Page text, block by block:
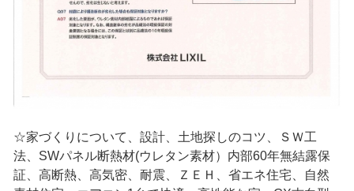
☆家づくりについて、設計、土地探しのコツ、ＳＷ工
法、SWパネル断熱材(ウレタン素材）内部60年無結露保
証、高断熱、高気密、耐震、ＺＥＨ、省エネ住宅、自然